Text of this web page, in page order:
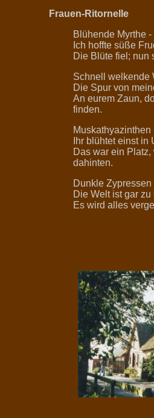
Frauen-Ritornelle
Blühende Myrthe -
Ich hoffte süße
Die Blüte fiel; nun
Schnell welkende
Die Spur von
An eurem Zaun,
finden.
Muskathyazinthen
Ihr blühtet einst in
Das war ein
dahinten.
Dunkle Zypressen
Die Welt ist gar zu
Es wird alles